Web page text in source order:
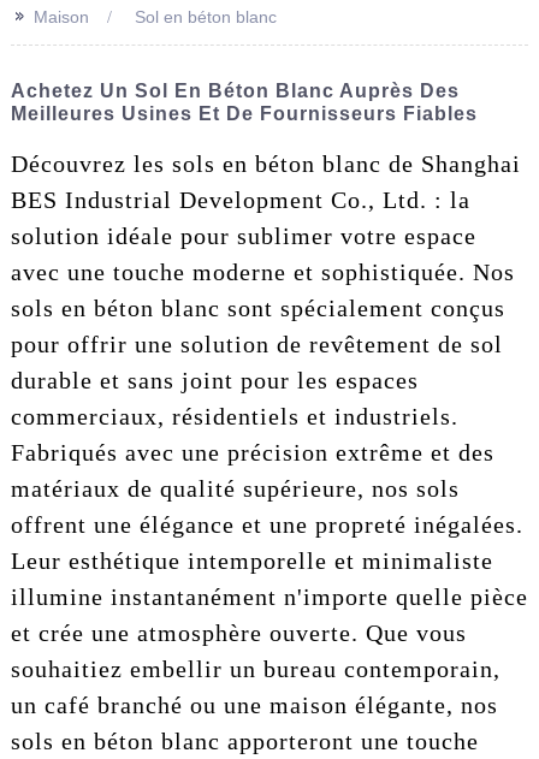
>> Maison Sol en béton blanc
Achetez Un Sol En Béton Blanc Auprès Des
Meilleures Usines Et De Fournisseurs Fiables
Découvrez les sols en béton blanc de Shanghai
BES Industrial Development Co., Ltd. : la
solution idéale pour sublimer votre espace
avec une touche moderne et sophistiquée. Nos
sols en béton blanc sont spécialement conçus
pour offrir une solution de revêtement de sol
durable et sans joint pour les espaces
commerciaux, résidentiels et industriels.
Fabriqués avec une précision extrême et des
matériaux de qualité supérieure, nos sols
offrent une élégance et une propreté inégalées.
Leur esthétique intemporelle et minimaliste
illumine instantanément n'importe quelle pièce
et crée une atmosphère ouverte. Que vous
souhaitiez embellir un bureau contemporain,
un café branché ou une maison élégante, nos
sols en béton blanc apporteront une touche